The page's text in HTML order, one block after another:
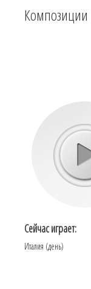
Наш сервис
Сейчас играет:
Италия (день)